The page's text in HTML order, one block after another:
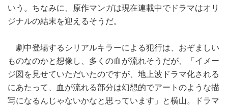
いう。ちなみに、原作マンガは現在連載中でドラマはオリ
ジナルの結末を迎えるそうだ。
劇中登場するシリアルキラーによる犯行は、おぞましい
ものなのかと想像し、多くの血が流れそうだが、「イメー
ジ図を見せていただいたのですが、地上波ドラマ化される
にあたって、血が流れる部分は幻想的でアートのような描
写になるんじゃないかなと思っています」と横山。ドラマ